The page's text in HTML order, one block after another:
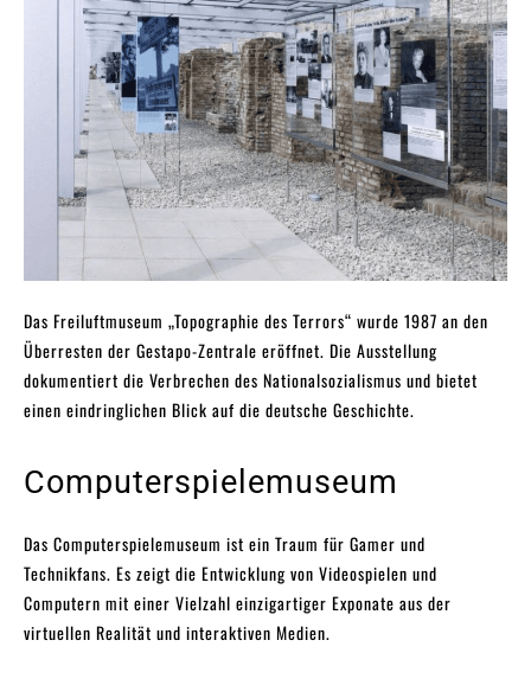
Das Freiluftmuseum „Topographie des Terrors“ wurde 1987 an den
Überresten der Gestapo-Zentrale eröffnet. Die Ausstellung
dokumentiert die Verbrechen des Nationalsozialismus und bietet
einen eindringlichen Blick auf die deutsche Geschichte.
Computerspielemuseum
Das Computerspielemuseum ist ein Traum für Gamer und
Technikfans. Es zeigt die Entwicklung von Videospielen und
Computern mit einer Vielzahl einzigartiger Exponate aus der
virtuellen Realität und interaktiven Medien.